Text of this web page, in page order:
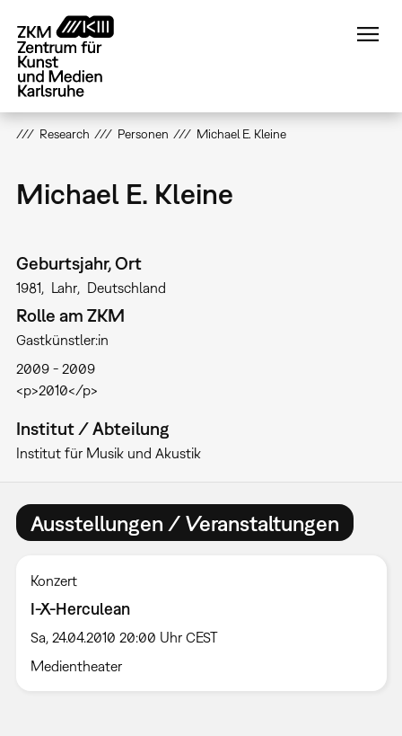
zum
Inhalt
Research Personen Michael E. Kleine
Michael E. Kleine
Geburtsjahr, Ort
1981 Lahr Deutschland
Rolle am ZKM
Gastkünstler:in
2009
2009
<p>2010</p>
Institut / Abteilung
Institut für Musik und Akustik
Ausstellungen / Veranstaltungen
Konzert
I-X-Herculean
Sa, 24.04.2010 20:00 Uhr CEST
Medientheater